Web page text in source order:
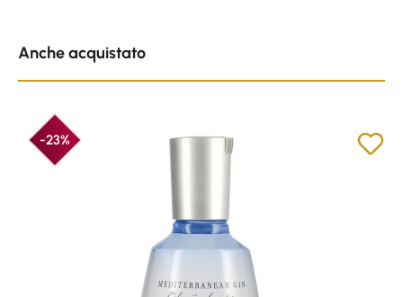
Anche acquistato
-23%